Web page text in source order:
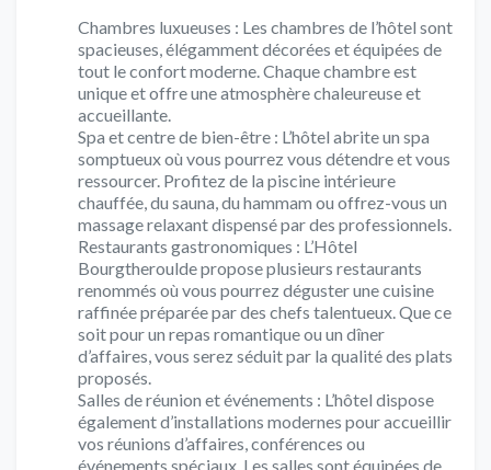
Chambres luxueuses : Les chambres de l’hôtel sont
spacieuses, élégamment décorées et équipées de
tout le confort moderne. Chaque chambre est
unique et offre une atmosphère chaleureuse et
accueillante.
Spa et centre de bien-être : L’hôtel abrite un spa
somptueux où vous pourrez vous détendre et vous
ressourcer. Profitez de la piscine intérieure
chauffée, du sauna, du hammam ou offrez-vous un
massage relaxant dispensé par des professionnels.
Restaurants gastronomiques : L’Hôtel
Bourgtheroulde propose plusieurs restaurants
renommés où vous pourrez déguster une cuisine
raffinée préparée par des chefs talentueux. Que ce
soit pour un repas romantique ou un dîner
d’affaires, vous serez séduit par la qualité des plats
proposés.
Salles de réunion et événements : L’hôtel dispose
également d’installations modernes pour accueillir
vos réunions d’affaires, conférences ou
événements spéciaux. Les salles sont équipées de